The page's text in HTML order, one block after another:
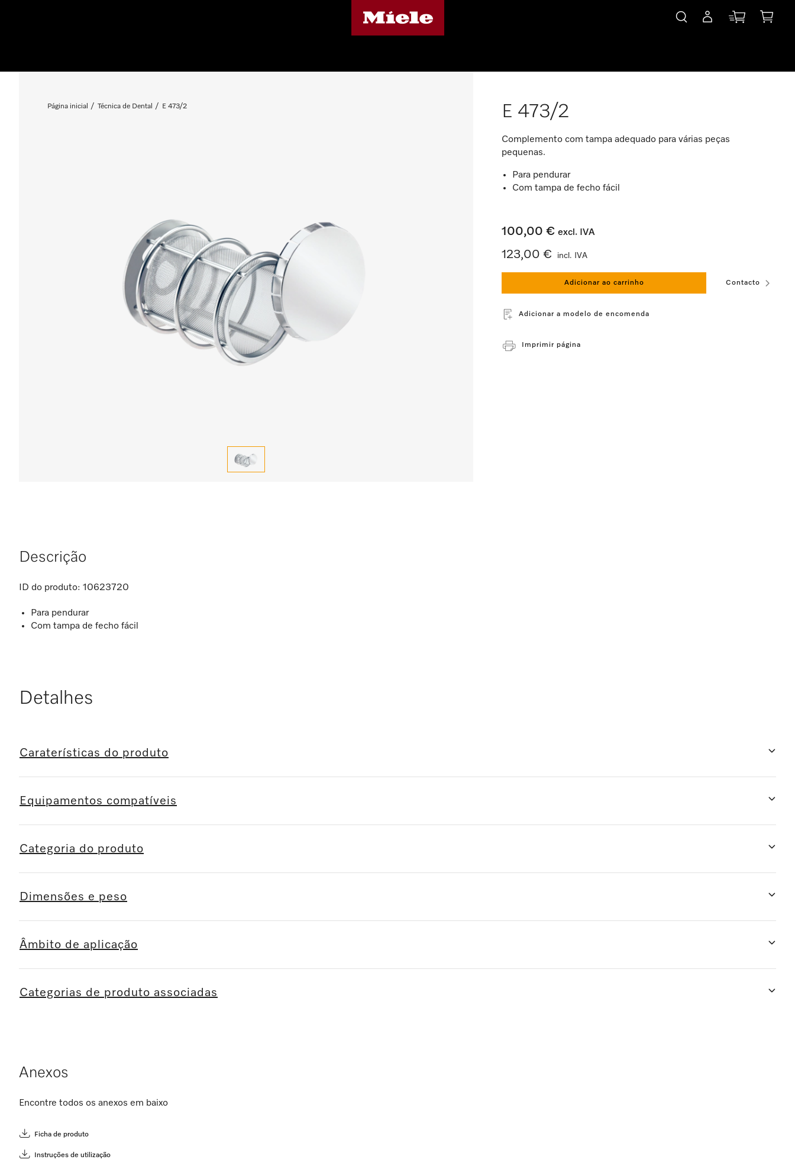
Página inicial Técnica de Dental E 473/2 E 473/2
Complemento com tampa adequado para várias peças
pequenas.
Para pendurar
Com tampa de fecho fácil
100,00 € excl. IVA
123,00 € incl. IVA
Adicionar ao carrinho Contacto
Adicionar a modelo de encomenda
Imprimir página
Descrição
ID do produto: 10623720
Para pendurar
Com tampa de fecho fácil
Detalhes
Caraterísticas do produto
Equipamentos compatíveis
Categoria do produto
Dimensões e peso
Âmbito de aplicação
Categorias de produto associadas
Anexos
Encontre todos os anexos em baixo
Ficha de produto
Instruções de utilização